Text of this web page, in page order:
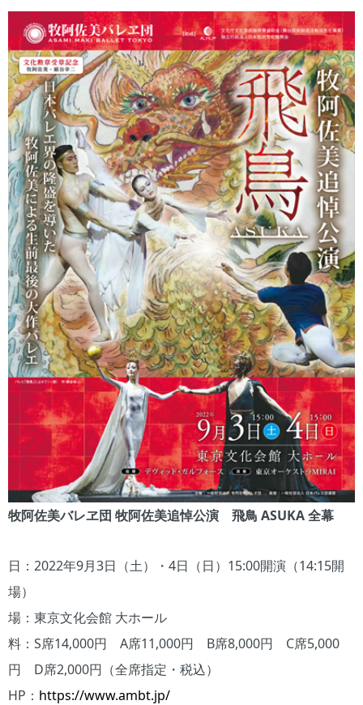
牧阿佐美バレヱ団 牧阿佐美追悼公演 飛鳥 ASUKA 全幕
日：2022年9月3日（土）・4日（日）15:00開演（14:15開
場）
場：東京文化会館 大ホール
料：S席14,000円 A席11,000円 B席8,000円 C席5,000
円 D席2,000円（全席指定・税込）
HP： https://www.ambt.jp/